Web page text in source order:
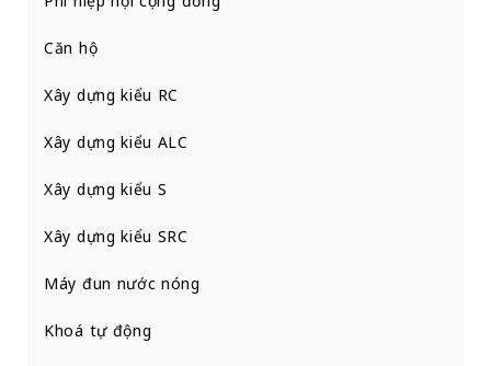
Căn hộ
Xây dựng kiểu RC
Xây dựng kiểu ALC
Xây dựng kiểu S
Xây dựng kiểu SRC
Máy đun nước nóng
Khoá tự động